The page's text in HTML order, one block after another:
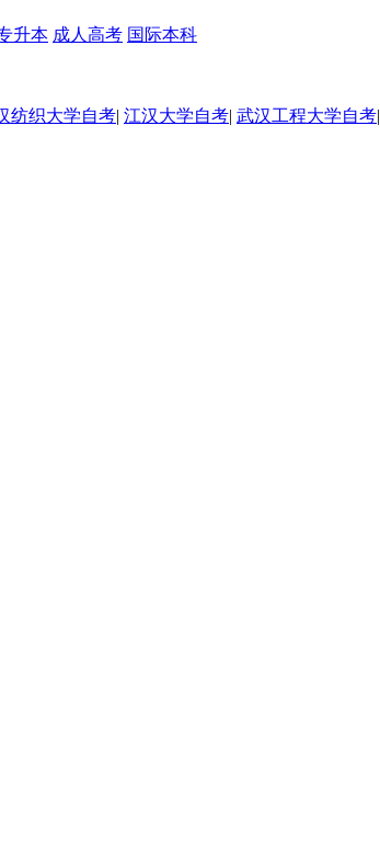
升本 成人高考 国际本科
纺织大学自考| 江汉大学自考| 武汉工程大学自考|